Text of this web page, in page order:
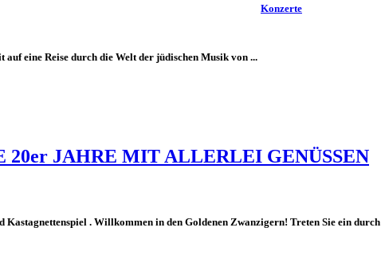
eine Reise durch die Welt der jüdischen Musik von ...
Konzerte
JAHRE MIT ALLERLEI GENÜSSEN
. Willkommen in den Goldenen Zwanzigern! Treten Sie ein durch